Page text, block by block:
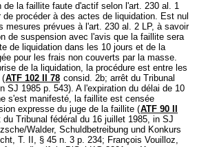
de la faillite faute d'actif selon l'art. 230 al. 1
procéder à des actes de liquidation. Est nul
mesures prévues à l'art. 230 al. 2 LP, à savoir
de suspension avec l'avis que la faillite sera
de liquidation dans les 10 jours et de la
pour les frais non couverts par la masse.
de la liquidation, la procédure est entre les
(ATF 102 II 78 consid. 2b; arrêt du Tribunal
SJ 1985 p. 543). A l'expiration du délai de 10
s'est manifesté, la faillite est censée
expresse du juge de la faillite (ATF 90 II
Tribunal fédéral du 16 juillet 1985, in SJ
Walder, Schuldbetreibung und Konkurs
T. II, § 45 n. 3 p. 234; François Vouilloz,